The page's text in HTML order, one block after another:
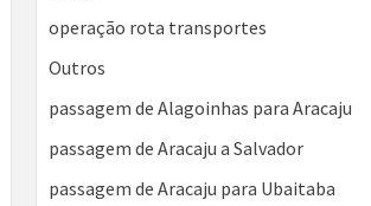
operação rota transportes
Outros
passagem de Alagoinhas para Aracaju
passagem de Aracaju a Salvador
passagem de Aracaju para Ubaitaba